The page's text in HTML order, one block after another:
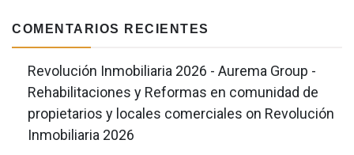
COMENTARIOS RECIENTES
Revolución Inmobiliaria 2026 - Aurema Group -
Rehabilitaciones y Reformas en comunidad de
propietarios y locales comerciales on Revolución
Inmobiliaria 2026